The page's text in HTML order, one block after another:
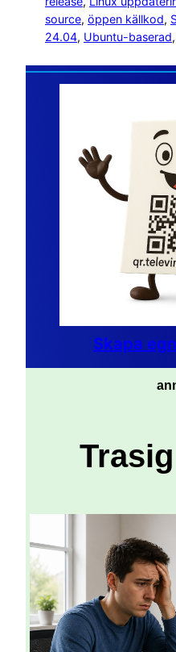
source, öppen källkod,
24.04, Ubuntu-baserad,
Skapa